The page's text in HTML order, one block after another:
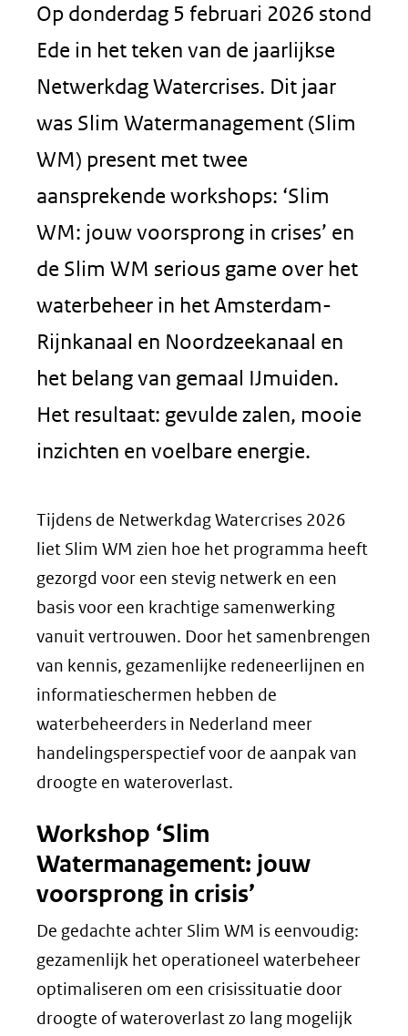
Op donderdag 5 februari 2026 stond
Ede in het teken van de jaarlijkse
Netwerkdag Watercrises. Dit jaar
was Slim Watermanagement (Slim
WM) present met twee
aansprekende workshops: ‘Slim
WM: jouw voorsprong in crises’ en
de Slim WM serious game over het
waterbeheer in het Amsterdam-
Rijnkanaal en Noordzeekanaal en
het belang van gemaal IJmuiden.
Het resultaat: gevulde zalen, mooie
inzichten en voelbare energie.
Tijdens de Netwerkdag Watercrises 2026
liet Slim WM zien hoe het programma heeft
gezorgd voor een stevig netwerk en een
basis voor een krachtige samenwerking
vanuit vertrouwen. Door het samenbrengen
van kennis, gezamenlijke redeneerlijnen en
informatieschermen hebben de
waterbeheerders in Nederland meer
handelingsperspectief voor de aanpak van
droogte en wateroverlast.
Workshop ‘Slim
Watermanagement: jouw
voorsprong in crisis’
De gedachte achter Slim WM is eenvoudig:
gezamenlijk het operationeel waterbeheer
optimaliseren om een crisissituatie door
droogte of wateroverlast zo lang mogelijk